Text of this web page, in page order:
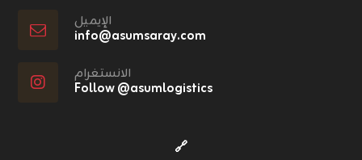
الإيميل
info@asumsaray.com
الانستغرام
Follow @asumlogistics
🔗